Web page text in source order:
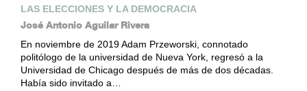
LAS ELECCIONES Y LA DEMOCRACIA
José Antonio Aguilar Rivera
En noviembre de 2019 Adam Przeworski, connotado
politólogo de la universidad de Nueva York, regresó a la
Universidad de Chicago después de más de dos décadas.
Había sido invitado a…